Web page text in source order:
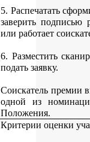
5. Распечатать
заверить подписью
или работает
6. Разместить
подать заявку.
Соискатель премии
одной из
Положения.
Критерии оценки